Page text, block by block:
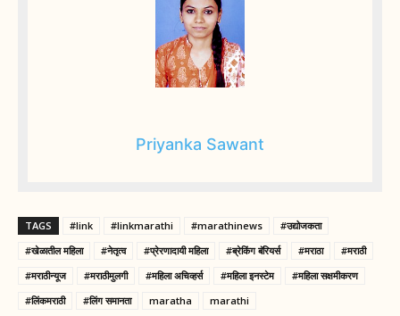
Priyanka Sawant
TAGS #link #linkmarathi #marathinews
#उद्योजकता
#खेळातील महिला
#नेतृत्व #प्रेरणादायी महिला #ब्रेकिंग बॅरियर्स #मराठा
#मराठी
#मराठीन्यूज
#मराठीमुलगी #महिला अचिव्हर्स #महिला इनस्टेम
#महिला सक्षमीकरण
#लिंकमराठी
#लिंग समानता maratha marathi